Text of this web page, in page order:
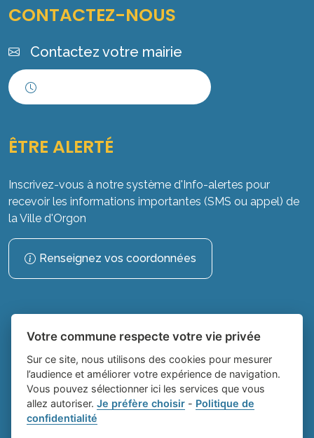
CONTACTEZ-NOUS
Contactez votre mairie
ÊTRE ALERTÉ
Inscrivez-vous à notre système d'Info-alertes pour
recevoir les informations importantes (SMS ou appel) de
la Ville d'Orgon
Renseignez vos coordonnées
Place du village la solution web et
appli des collectivités
- Ville
Votre commune respecte votre vie privée
Sur ce site, nous utilisons des cookies pour mesurer
l’audience et améliorer votre expérience de navigation.
Vous pouvez sélectionner ici les services que vous
allez autoriser.Je préfère choisir - Politique de
confidentialité